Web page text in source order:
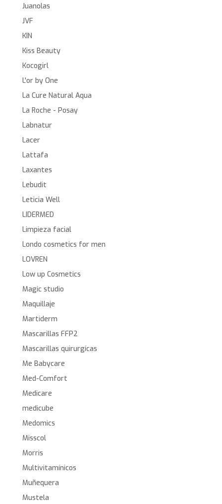
Juanolas
JVF
KIN
Kiss Beauty
Kocogirl
L'or by One
La Cure Natural Aqua
La Roche - Posay
Labnatur
Lacer
Lattafa
Laxantes
Lebudit
Leticia Well
LIDERMED
Limpieza facial
Londo cosmetics for men
LOVREN
Low up Cosmetics
Magic studio
Maquillaje
Martiderm
Mascarillas FFP2
Mascarillas quirurgícas
Me Babycare
Med-Comfort
Medicare
medicube
Medomics
Misscol
Morris
Multivitamínicos
Muñequera
Mustela